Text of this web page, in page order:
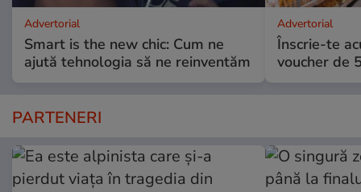
Advertorial
Smart is the new chic: Cum ne
ajută tehnologia să ne reinventăm
Advertorial
Înscrie-te
voucher de
PARTENERI